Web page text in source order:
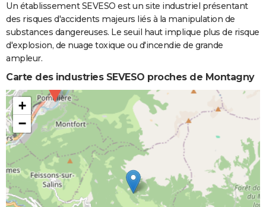
Un établissement SEVESO est un site industriel présentant
des risques d'accidents majeurs liés à la manipulation de
substances dangereuses. Le seuil haut implique plus de risque
d'explosion, de nuage toxique ou d'incendie de grande
ampleur.
Carte des industries SEVESO proches de Montagny
+
−